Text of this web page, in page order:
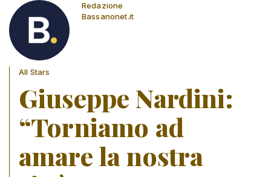
Redazione
Bassanonet.it
All Stars
Giuseppe Nardini:
“Torniamo ad
amare la nostra